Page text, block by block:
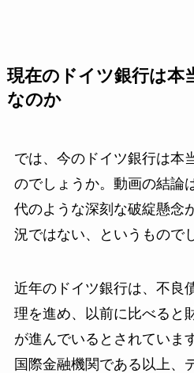
現在のドイツ銀行は本
なのか
では、今のドイツ銀行は本
のでしょうか。動画の結論
代のような深刻な破綻懸念
況ではない、というもので
近年のドイツ銀行は、不良
理を進め、以前に比べると
が進んでいるとされていま
国際金融機関である以上、